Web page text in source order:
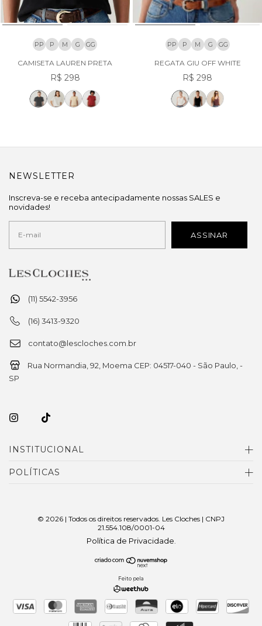
PP P M G GG
CAMISETA LAUREN PRETA
R$ 298
PP P M G GG
REGATA GIU OFF WHITE
R$ 298
(11) 5542-3956
(16) 3413-9320
contato@lescloches.com.br
Rua Normandia, 92, Moema CEP: 04517-040 - São Paulo, -
SP
INSTITUCIONAL
POLÍTICAS
NEWSLETTER
Inscreva-se e receba antecipadamente nossas SALES e
novidades!
© 2026 | Todos os direitos reservados. Les Cloches | CNPJ
21.554.108/0001-04
Política de Privacidade.
Feito pela